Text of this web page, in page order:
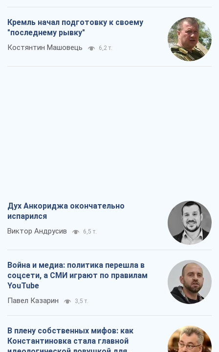
Кремль начал подготовку к своему
"последнему рывку"
Костянтин Машовець 6,2 т.
Дух Анкориджа окончательно
испарился
Виктор Андрусив 6,5 т.
Война и медиа: политика перешла в
соцсети, а СМИ играют по правилам
YouTube
Павел Казарин 3,5 т.
В плену собственных мифов: как
Константиновка стала главной